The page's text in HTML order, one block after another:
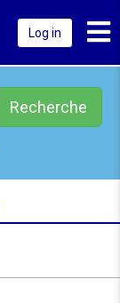
Log in
Recherche